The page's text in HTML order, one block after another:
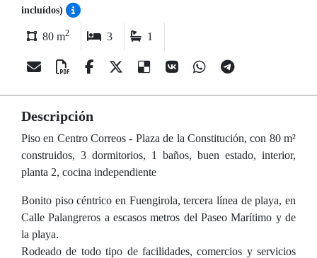
incluídos)
80 m2 3 1
Descripción
Piso en Centro Correos - Plaza de la Constitución, con 80 m²
construidos, 3 dormitorios, 1 baños, buen estado, interior,
planta 2, cocina independiente
Bonito piso céntrico en Fuengirola, tercera línea de playa, en
Calle Palangreros a escasos metros del Paseo Marítimo y de
la playa.
Rodeado de todo tipo de facilidades, comercios y servicios